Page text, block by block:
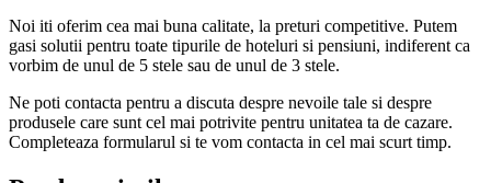
Noi iti oferim cea mai buna calitate, la preturi competitive. Putem
gasi solutii pentru toate tipurile de hoteluri si pensiuni, indiferent ca
vorbim de unul de 5 stele sau de unul de 3 stele.
Ne poti contacta pentru a discuta despre nevoile tale si despre
produsele care sunt cel mai potrivite pentru unitatea ta de cazare.
Completeaza formularul si te vom contacta in cel mai scurt timp.